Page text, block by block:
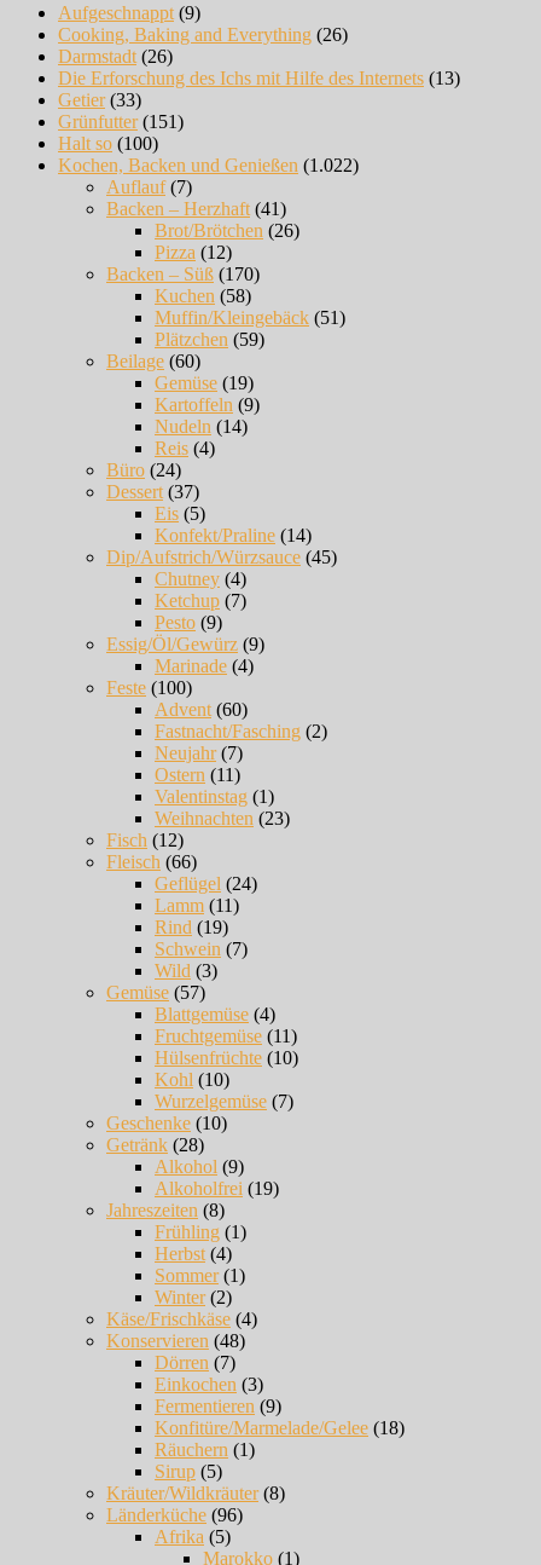
Aufgeschnappt (9)
Cooking, Baking and Everything (26)
Darmstadt (26)
Die Erforschung des Ichs mit Hilfe des Internets (13)
Getier(33)
Grünfutter(151)
Halt so (100)
Kochen, Backen und Genießen (1.022)
Auflauf(7)
Backen – Herzhaft (41)
Brot/Brötchen (26)
Pizza (12)
Backen – Süß (170)
Kuchen (58)
Muffin/Kleingebäck (51)
Plätzchen (59)
Beilage (60)
Gemüse (19)
Kartoffeln (9)
Nudeln (14)
Reis (4)
Büro (24)
Dessert (37)
Eis (5)
Konfekt/Praline (14)
Dip/Aufstrich/Würzsauce (45)
Chutney (4)
Ketchup (7)
Pesto (9)
Essig/Öl/Gewürz (9)
Marinade (4)
Feste (100)
Advent (60)
Fastnacht/Fasching (2)
Neujahr(7)
Ostern (11)
Valentinstag (1)
Weihnachten (23)
Fisch (12)
Fleisch (66)
Geflügel (24)
Lamm (11)
Rind (19)
Schwein (7)
Wild (3)
Gemüse (57)
Blattgemüse (4)
Fruchtgemüse (11)
Hülsenfrüchte (10)
Kohl (10)
Wurzelgemüse (7)
Geschenke (10)
Getränk (28)
Alkohol (9)
Alkoholfrei (19)
Jahreszeiten (8)
Frühling (1)
Herbst (4)
Sommer(1)
Winter(2)
Käse/Frischkäse (4)
Konservieren (48)
Dörren (7)
Einkochen (3)
Fermentieren (9)
Konfitüre/Marmelade/Gelee (18)
Räuchern (1)
Sirup (5)
Kräuter/Wildkräuter(8)
Länderküche (96)
Afrika (5)
Marokko (1)